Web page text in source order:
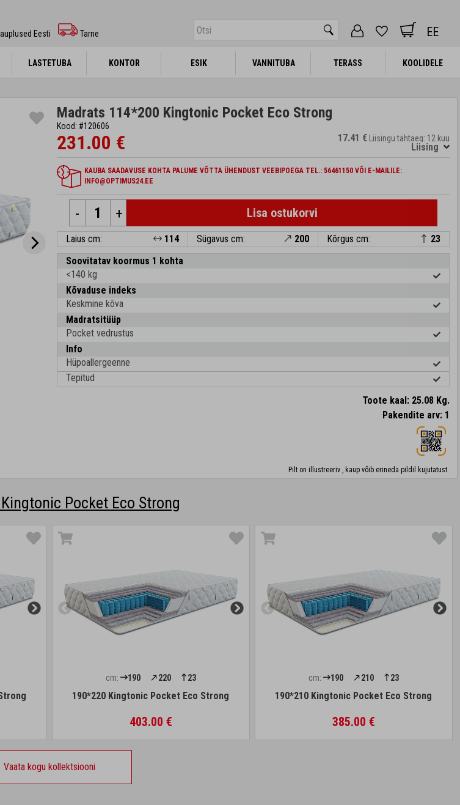
Eesti Tarne EE
LASTETUBA KONTOR ESIK VANNITUBA TERASS KOOLIDELE
LASTETUBA KONTOR ESIK VANNITUBA TERASS KOOLIDELE
Madrats 114*200 Kingtonic Pocket Eco Strong
Kood: #120606
231.00 € 17.41 € Liisingu tähtaeg: 12 kuu
Liising
KAUBA SAADAVUSE KOHTA PALUME VÕTTA ÜHENDUST VEEBIPOEGA TEL.: 56461150 VÕI E-MAILILE:
INFO@OPTIMUS24.EE
- + Lisa ostukorvi
Laius cm: 114 Sügavus cm: 200 Kõrgus cm:
23
Soovitatav koormus 1 kohta
<140 kg
Kõvaduse indeks
Keskmine kõva
Madratsitüüp
Pocket vedrustus
Info
Hüpoallergeenne
Tepitud
Toote kaal: 25.08 Kg.
Pakendite arv: 1
Pilt on illustreeriv , kaup võib erineda pildil kujutatust.
Pocket Eco Strong
cm: 190 220 23
190*220 Kingtonic Pocket Eco Strong
403.00 €
cm: 190 210 23
190*210 Kingtonic Pocket Eco Strong
385.00 €
Vaata kogu kollektsiooni